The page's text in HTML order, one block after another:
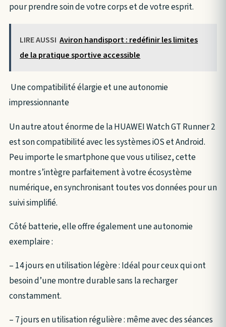
pour prendre soin de votre corps et de votre esprit.
LIRE AUSSI Aviron handisport : redéfinir les limites
de la pratique sportive accessible
Une compatibilité élargie et une autonomie
impressionnante
Un autre atout énorme de la HUAWEI Watch GT Runner 2
est son compatibilité avec les systèmes iOS et Android.
Peu importe le smartphone que vous utilisez, cette
montre s’intègre parfaitement à votre écosystème
numérique, en synchronisant toutes vos données pour un
suivi simplifié.
Côté batterie, elle offre également une autonomie
exemplaire :
– 14 jours en utilisation légère : Idéal pour ceux qui ont
besoin d’une montre durable sans la recharger
constamment.
– 7 jours en utilisation régulière : même avec des séances